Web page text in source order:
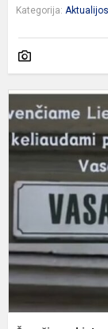
Kategorija: Aktualijos